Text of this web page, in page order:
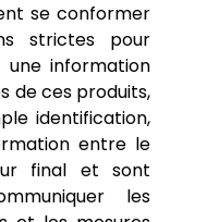
se conformer
strictes pour
information
de ces produits,
identification,
entre le
final et sont
les